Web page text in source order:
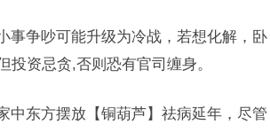
事争吵可能升级为冷战，若想化解，卧
资忌贪,否则恐有官司缠身。
中东方摆放【铜葫芦】祛病延年，尽管